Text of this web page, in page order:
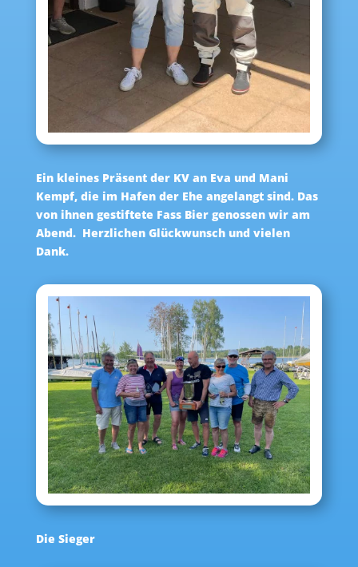
Ein kleines Präsent der KV an Eva und Mani
Kempf, die im Hafen der Ehe angelangt sind. Das
von ihnen gestiftete Fass Bier genossen wir am
Abend. Herzlichen Glückwunsch und vielen
Dank.
Die Sieger